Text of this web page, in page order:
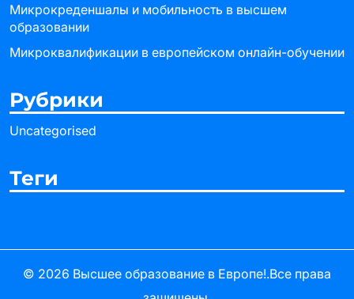
Микрокреденшалы и мобильность в высшем
образовании
Микроквалификации в европейском онлайн-обучении
Рубрики
Uncategorised
Теги
© 2026 Высшее образование в Европе!.Все права